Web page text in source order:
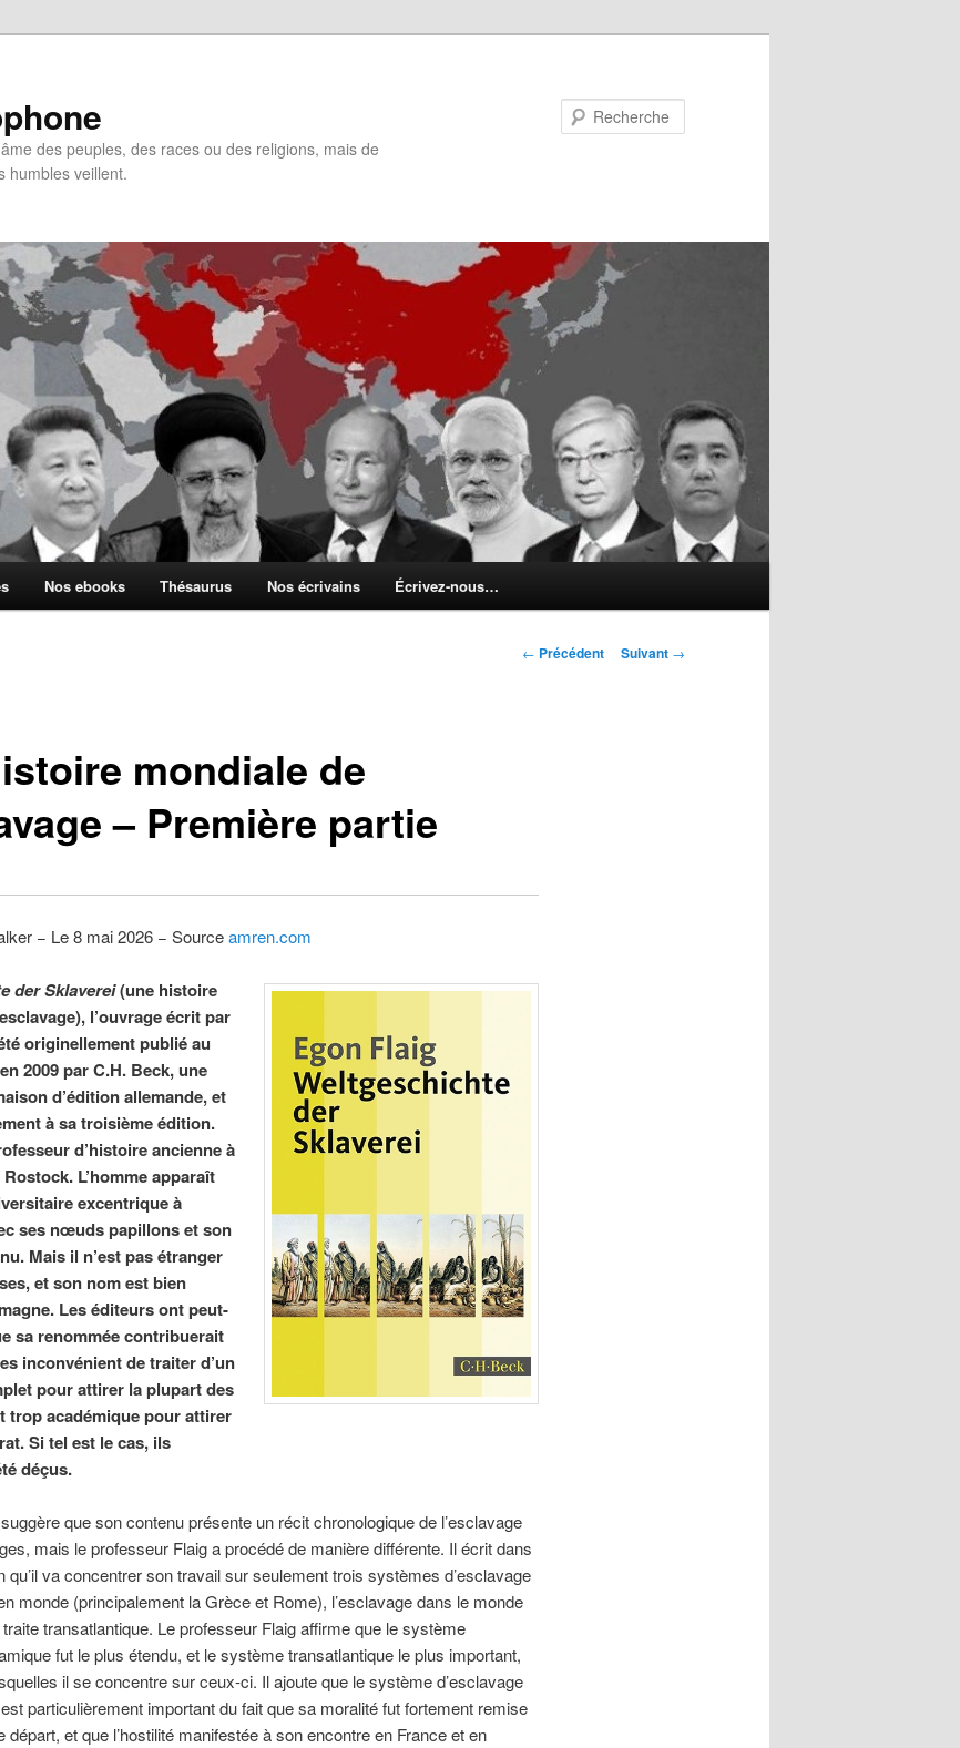
des peuples, des races ou des religions, mais de
humbles veillent.
Nos ebooks Thésaurus Nos écrivains Écrivez-nous…
Navigation
← Précédent Suivant →
mondiale de
– Première partie
− Le 8 mai 2026 − Sourceamren.com
der Sklaverei(une histoire
l’ouvrage écrit par
originellement publié au
2009 par C.H. Beck, une
d’édition allemande, et
à sa troisième édition.
d’histoire ancienne à
L’homme apparaît
excentrique à
ses nœuds papillons et son
Mais il n’est pas étranger
et son nom est bien
Les éditeurs ont peut-
sa renommée contribuerait
inconvénient de traiter d’un
pour attirer la plupart des
trop académique pour attirer
Si tel est le cas, ils
déçus.
que son contenu présente un récit chronologique de l’esclavage
mais le professeur Flaig a procédé de manière différente. Il écrit dans
qu’il va concentrer son travail sur seulement trois systèmes d’esclavage
monde (principalement la Grèce et Rome), l’esclavage dans le monde
transatlantique. Le professeur Flaig affirme que le système
fut le plus étendu, et le système transatlantique le plus important,
il se concentre sur ceux-ci. Il ajoute que le système d’esclavage
particulièrement important du fait que sa moralité fut fortement remise
départ, et que l’hostilité manifestée à son encontre en France et en